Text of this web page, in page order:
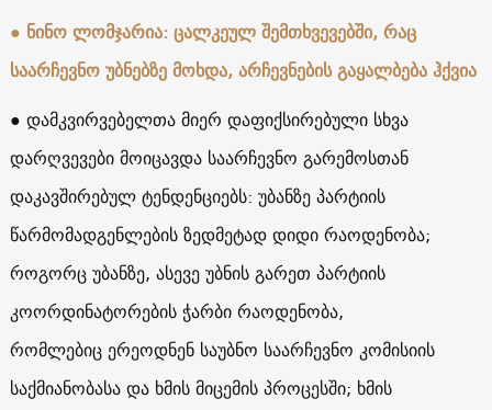
● ნინო ლომჯარია: ცალკეულ შემთხვევებში, რაც
საარჩევნო უბნებზე მოხდა, არჩევნების გაყალბება ჰქვია
● დამკვირვებელთა მიერ დაფიქსირებული სხვა
დარღვევები მოიცავდა საარჩევნო გარემოსთან
დაკავშირებულ ტენდენციებს: უბანზე პარტიის
წარმომადგენლების ზედმეტად დიდი რაოდენობა;
როგორც უბანზე, ასევე უბნის გარეთ პარტიის
კოორდინატორების ჭარბი რაოდენობა,
რომლებიც ერეოდნენ საუბნო საარჩევნო კომისიის
საქმიანობასა და ხმის მიცემის პროცესში; ხმის